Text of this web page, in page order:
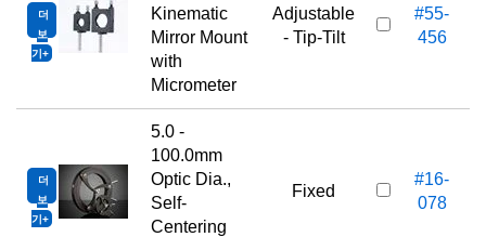
더
보
기
Kinematic
Mirror Mount
with
Micrometer
Adjustable
- Tip-Tilt
#55-
456
더
보
기
5.0 -
100.0mm
Optic Dia.,
Self-
Centering
Fixed
#16-
078